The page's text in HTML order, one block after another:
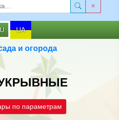
UA
и огорода
по параметрам